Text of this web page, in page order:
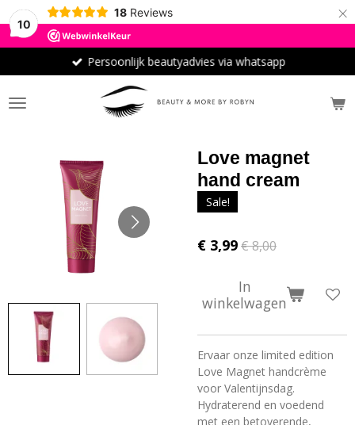
10
18 Reviews ×
Persoonlijk beautyadvies via whatsapp
Love magnet
hand cream
Sale!
€ 3,99€ 8,00
In
winkelwagen
Ervaar onze limited edition
Love Magnet handcrème
voor Valentijnsdag.
Hydraterend en voedend
met een betoverende,